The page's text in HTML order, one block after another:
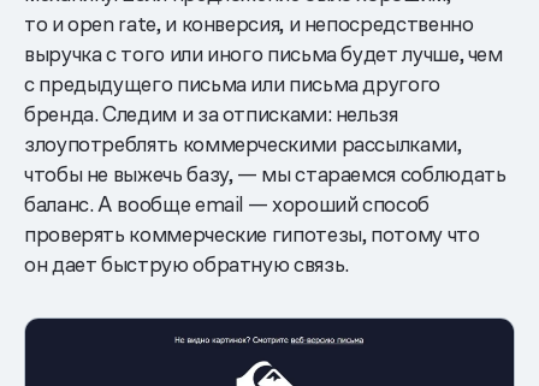
то и open rate, и конверсия, и непосредственно
выручка с того или иного письма будет лучше, чем
с предыдущего письма или письма другого
бренда. Следим и за отписками: нельзя
злоупотреблять коммерческими рассылками,
чтобы не выжечь базу, — мы стараемся соблюдать
баланс. А вообще email — хороший способ
проверять коммерческие гипотезы, потому что
он дает быструю обратную связь.